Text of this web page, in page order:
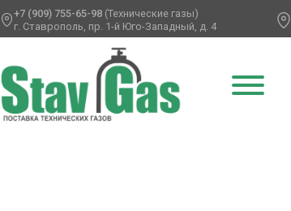
+7 (909) 755-65-98 (Технические газы)
г. Ставрополь, пр. 1-й Юго-Западный, д. 4